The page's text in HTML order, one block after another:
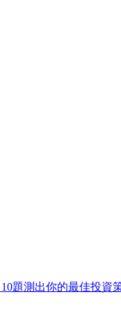
題測出你的最佳投資